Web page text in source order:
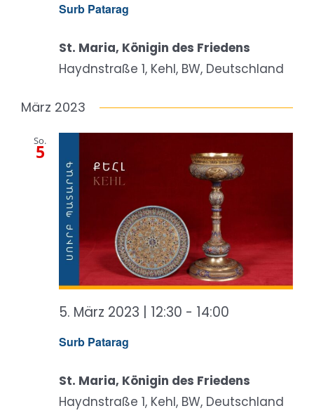
Surb Patarag
St. Maria, Königin des Friedens
Haydnstraße 1, Kehl, BW, Deutschland
März 2023
So.
5
Surb Patarag
5. März 2023 | 12:30 - 14:00
St. Maria, Königin des Friedens
Haydnstraße 1, Kehl, BW, Deutschland